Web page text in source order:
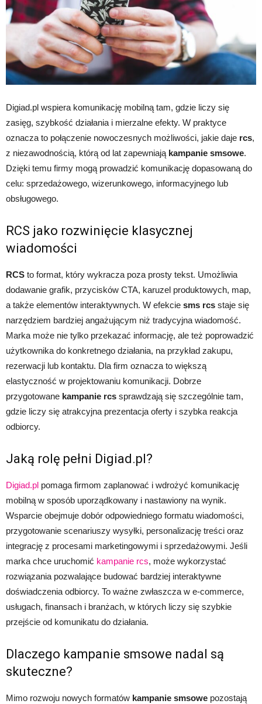
Digiad.pl wspiera komunikację mobilną tam, gdzie liczy się
zasięg, szybkość działania i mierzalne efekty. W praktyce
oznacza to połączenie nowoczesnych możliwości, jakie daje rcs,
z niezawodnością, którą od lat zapewniają kampanie smsowe.
Dzięki temu firmy mogą prowadzić komunikację dopasowaną do
celu: sprzedażowego, wizerunkowego, informacyjnego lub
obsługowego.
RCS jako rozwinięcie klasycznej
wiadomości
RCS to format, który wykracza poza prosty tekst. Umożliwia
dodawanie grafik, przycisków CTA, karuzel produktowych, map,
a także elementów interaktywnych. W efekcie sms rcs staje się
narzędziem bardziej angażującym niż tradycyjna wiadomość.
Marka może nie tylko przekazać informację, ale też poprowadzić
użytkownika do konkretnego działania, na przykład zakupu,
rezerwacji lub kontaktu. Dla firm oznacza to większą
elastyczność w projektowaniu komunikacji. Dobrze
przygotowane kampanie rcs sprawdzają się szczególnie tam,
gdzie liczy się atrakcyjna prezentacja oferty i szybka reakcja
odbiorcy.
Jaką rolę pełni Digiad.pl?
Digiad.pl pomaga firmom zaplanować i wdrożyć komunikację
mobilną w sposób uporządkowany i nastawiony na wynik.
Wsparcie obejmuje dobór odpowiedniego formatu wiadomości,
przygotowanie scenariuszy wysyłki, personalizację treści oraz
integrację z procesami marketingowymi i sprzedażowymi. Jeśli
marka chce uruchomić kampanie rcs, może wykorzystać
rozwiązania pozwalające budować bardziej interaktywne
doświadczenia odbiorcy. To ważne zwłaszcza w e-commerce,
usługach, finansach i branżach, w których liczy się szybkie
przejście od komunikatu do działania.
Dlaczego kampanie smsowe nadal są
skuteczne?
Mimo rozwoju nowych formatów kampanie smsowe pozostają